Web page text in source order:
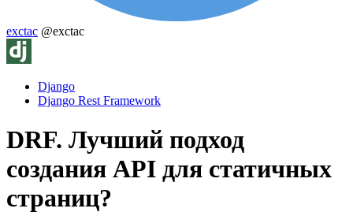
exctac @exctac
Django
Django Rest Framework
DRF. Лучший подход
создания API для статичных
страниц?